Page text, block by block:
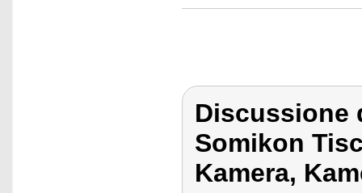
Discussione
Somikon
Kamera,